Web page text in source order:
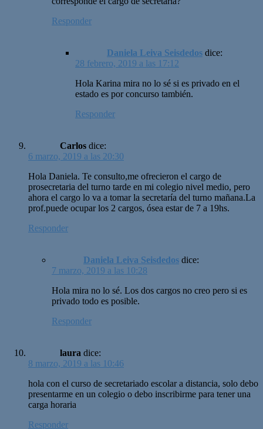
Responder
Daniela Leiva Seisdedos dice:
28 febrero, 2019 a las 17:12
Hola Karina mira no lo sé si es privado en el
estado es por concurso también.
Responder
Carlos dice:
6 marzo, 2019 a las 20:30
Hola Daniela. Te consulto,me ofrecieron el cargo de
prosecretaria del turno tarde en mi colegio nivel medio, pero
ahora el cargo lo va a tomar la secretaría del turno mañana.La
prof.puede ocupar los 2 cargos, ósea estar de 7 a 19hs.
Responder
Daniela Leiva Seisdedos dice:
7 marzo, 2019 a las 10:28
Hola mira no lo sé. Los dos cargos no creo pero si es
privado todo es posible.
Responder
laura dice:
8 marzo, 2019 a las 10:46
hola con el curso de secretariado escolar a distancia, solo debo
presentarme en un colegio o debo inscribirme para tener una
carga horaria
Responder